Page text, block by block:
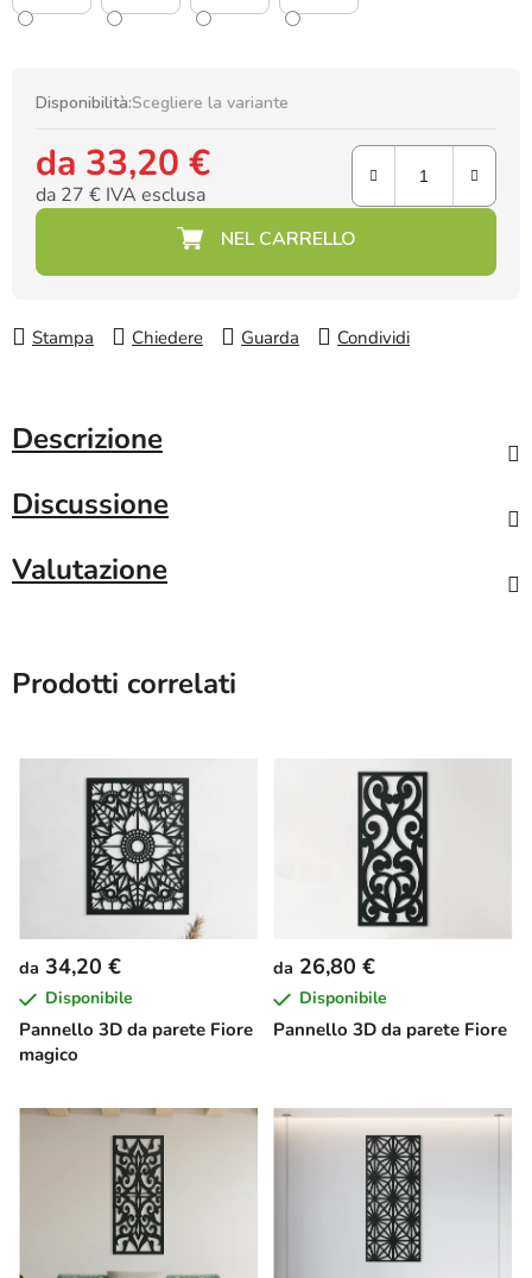
Disponibilità:Scegliere la variante
da 33,20 €
da 27 € IVA esclusa
Prezzo della misura:
Stampa Chiedere Guarda Condividi
Descrizione
Discussione
Valutazione
Prodotti correlati
Pannello 3D da parete Fiore
magico
da 34,20 €
Disponibile
Pannello 3D da parete Fiore
da 26,80 €
Disponibile